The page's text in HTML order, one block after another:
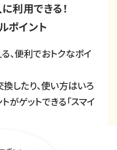
利用できる！
ポイント
、便利でおトクなポイ
したり、使い方はいろ
がゲットできる「スマイ